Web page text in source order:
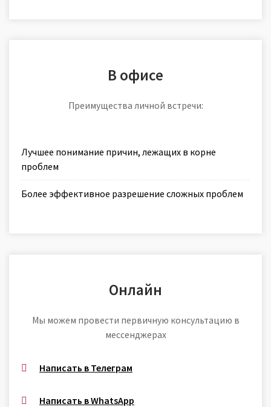
В офисе
Преимущества личной встречи:
Лучшее понимание причин, лежащих в корне
проблем
Более эффективное разрешение сложных проблем
Онлайн
Мы можем провести первичную консультацию в
мессенджерах
Написать в Телеграм
Написать в WhatsApp